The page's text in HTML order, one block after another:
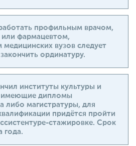
профильным врачом,
фармацевтом,
медицинских вузов следует
ординатуру.
институты культуры и
имеющие дипломы
либо магистратуры, для
придётся пройти
стажировке. Срок
года.